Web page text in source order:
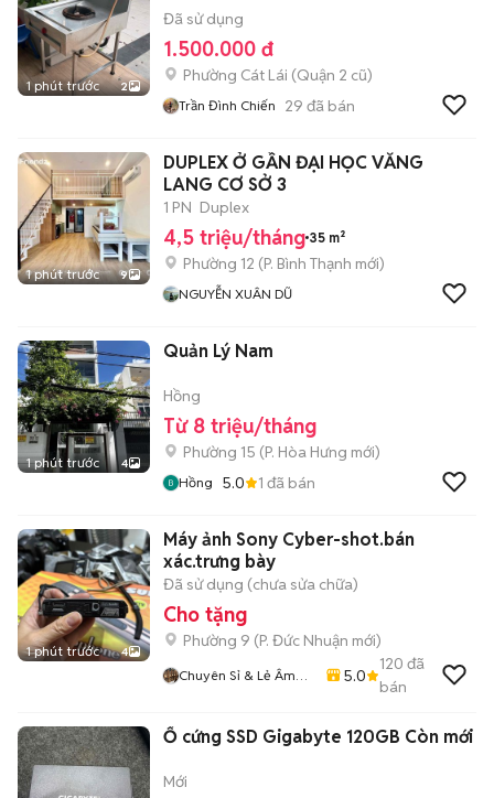
1 phút trước 2
Đã sử dụng
1.500.000 đ
Phường Cát Lái (Quận 2 cũ)
Trần Đình Chiến 29 đã bán
1 phút trước 9
DUPLEX Ở GẦN ĐẠI HỌC VĂNG
LANG CƠ SỞ 3
1 PN Duplex
4,5 triệu/tháng 35 m²
Phường 12 (P. Bình Thạnh mới)
NGUYỄN XUÂN DŨ
1 phút trước 4
Quản Lý Nam
Hồng
Từ 8 triệu/tháng
Phường 15 (P. Hòa Hưng mới)
Hồng 5.0 1 đã bán
1 phút trước 4
Máy ảnh Sony Cyber-shot.bán
xác.trưng bày
Đã sử dụng (chưa sửa chữa)
Cho tặng
Phường 9 (P. Đức Nhuận mới)
Chuyên Sỉ & Lẻ Âm
5.0
120 đã
bán
Ổ cứng SSD Gigabyte 120GB Còn mới
Mới